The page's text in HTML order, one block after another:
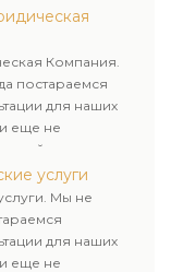
Компания.
постараемся
для наших
еще не
компании.
услуги
Мы не
для наших
еще не